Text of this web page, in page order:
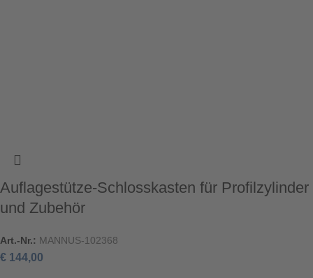
Auflagestütze-Schlosskasten für Profilzylinder
und Zubehör
Art.-Nr.: MANNUS-102368
€ 144,00